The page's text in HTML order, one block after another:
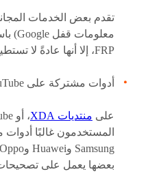
تقدم بعض الخدمات
FRP، إلا أنها عادةً لا تستطيع إزالة القفل فعليًا—فقط تأكيده.
أدوات مشتركة على YouTube/المنتديات
على منتديات XDA
بعضها يعمل على